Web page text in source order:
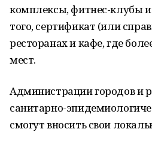
комплексы, фитнес-клубы
того, сертификат (или
ресторанах и кафе, где
мест.
Администрации городов и
санитарно-
смогут вносить свои